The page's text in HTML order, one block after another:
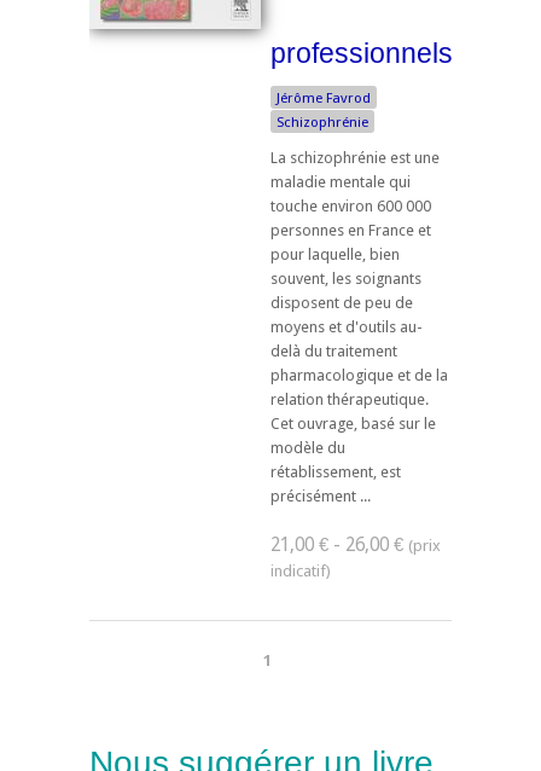
professionnels
Jérôme Favrod
Schizophrénie
La schizophrénie est une
maladie mentale qui
touche environ 600 000
personnes en France et
pour laquelle, bien
souvent, les soignants
disposent de peu de
moyens et d'outils au-
delà du traitement
pharmacologique et de la
relation thérapeutique.
Cet ouvrage, basé sur le
modèle du
rétablissement, est
précisément ...
21,00 € - 26,00 €
1
Nous suggérer un livre